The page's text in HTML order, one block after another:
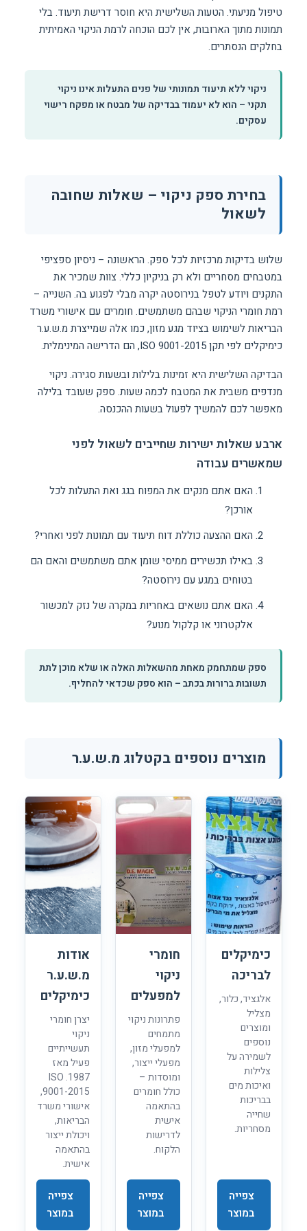
טיפול מניעתי. הטעות השלישית היא חוסר דרישת תיעוד. בלי
תמונות מתוך הארובות, אין לכם הוכחה לרמת הניקוי האמיתית
בחלקים הנסתרים.
ניקוי ללא תיעוד תמונותי של פנים התעלות אינו ניקוי
תקני – הוא לא יעמוד בבדיקה של מבטח או מפקח רישוי
עסקים.
בחירת ספק ניקוי – שאלות שחובה
לשאול
שלוש בדיקות מרכזיות לכל ספק. הראשונה – ניסיון ספציפי
במטבחים מסחריים ולא רק בניקיון כללי. צוות שמכיר את
התקנים ויודע לטפל בנירוסטה יקרה מבלי לפגוע בה. השנייה –
רמת חומרי הניקוי שבהם משתמשים. חומרים עם אישורי משרד
הבריאות לשימוש בציוד מגע מזון, כמו אלה שמייצרת מ.ש.ע.ר
כימיקלים לפי תקן ISO 9001-2015, הם הדרישה המינימלית.
הבדיקה השלישית היא זמינות בלילות ובשעות סגירה. ניקוי
מנדפים משבית את המטבח לכמה שעות. ספק שעובד בלילה
מאפשר לכם להמשיך לפעול בשעות ההכנסה.
ארבע שאלות ישירות שחייבים לשאול לפני
שמאשרים עבודה
האם אתם מנקים את המפוח בגג ואת התעלות לכל
אורכן?
האם ההצעה כוללת דוח תיעוד עם תמונות לפני ואחרי?
באילו תכשירים ממיסי שומן אתם משתמשים והאם הם
בטוחים במגע עם נירוסטה?
האם אתם נושאים באחריות במקרה של נזק למכשור
אלקטרוני או קלקול מנוע?
ספק שמתחמק מאחת מהשאלות האלה או שלא מוכן לתת
תשובות ברורות בכתב – הוא ספק שכדאי להחליף.
מוצרים נוספים בקטלוג מ.ש.ע.ר
כימיקלים
לבריכה
אלגציד, כלור,
מצליל
ומוצרים
נוספים
לשמירה על
צלילות
ואיכות מים
בבריכות
שחייה
מסחריות.
צפייה
במוצר
חומרי
ניקוי
למפעלים
פתרונות ניקוי
מתמחים
למפעלי מזון,
מפעלי ייצור,
ומוסדות –
כולל חומרים
בהתאמה
אישית
לדרישות
הלקוח.
צפייה
במוצר
אודות
מ.ש.ע.ר
כימיקלים
יצרן חומרי
ניקוי
תעשייתיים
פעיל מאז
1987. ISO
9001-2015,
אישורי משרד
הבריאות,
ויכולת ייצור
בהתאמה
אישית.
צפייה
במוצר